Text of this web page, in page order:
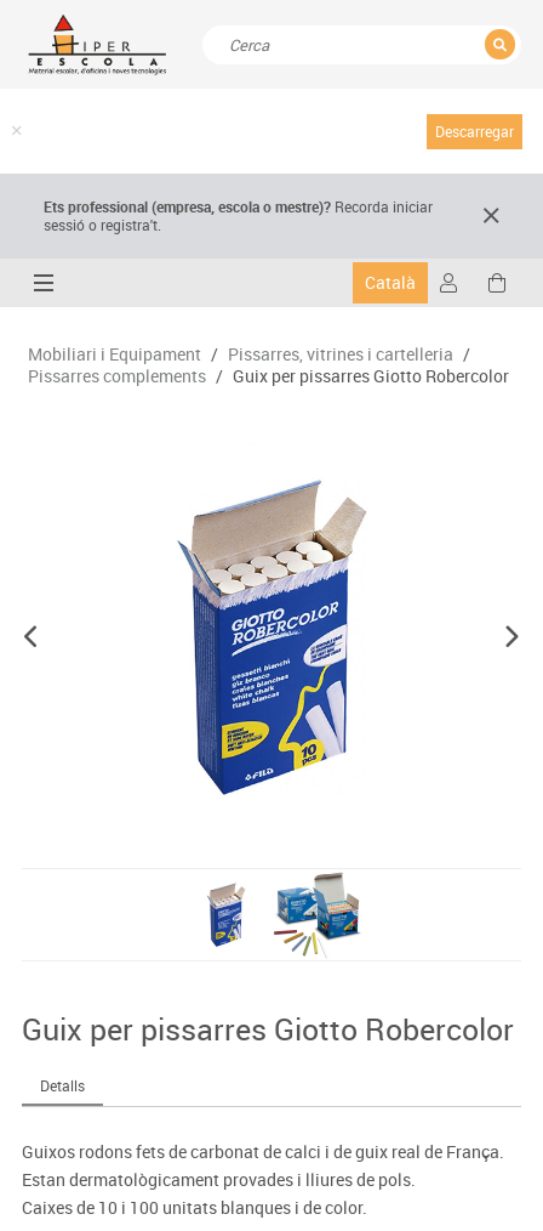
Descarregar
Ets professional (empresa,escola o mestre)? Recorda iniciar
sessió o registra't.
Català
Mobiliari i Equipament / Pissarres, vitrines i cartelleria /
Pissarres complements / Guix per pissarres Giotto Robercolor
Guix per pissarres Giotto Robercolor
Detalls
Guixos rodons fets de carbonat de calci i de guix real de França.
Estan dermatològicament provades i lliures de pols.
Caixes de 10 i 100 unitats blanques i de color.